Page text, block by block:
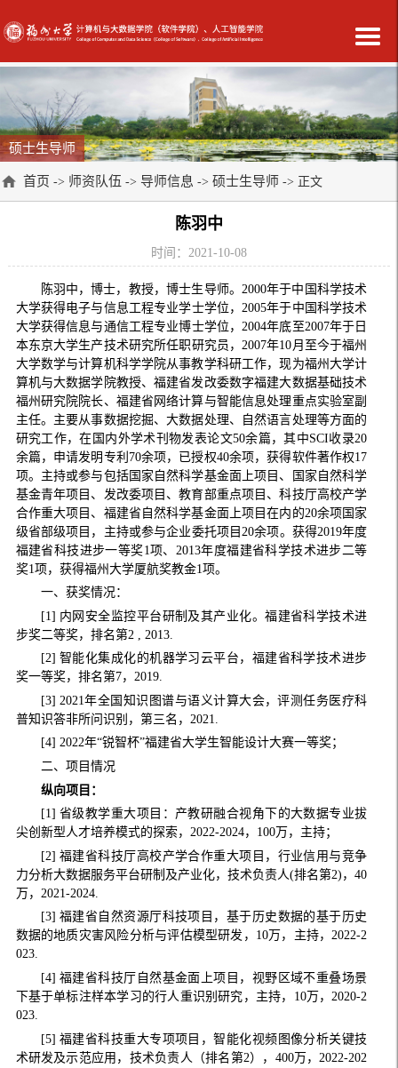
硕士生导师
首页 -> 师资队伍 -> 导师信息 -> 硕士生导师 -> 正文
陈羽中
时间：2021-10-08
陈羽中，博士，教授，博士生导师。2000年于中国科学技术
大学获得电子与信息工程专业学士学位，2005年于中国科学技术
大学获得信息与通信工程专业博士学位，2004年底至2007年于日
本东京大学生产技术研究所任职研究员，2007年10月至今于福州
大学数学与计算机科学学院从事教学科研工作，现为福州大学计
算机与大数据学院教授、福建省发改委数字福建大数据基础技术
福州研究院院长、福建省网络计算与智能信息处理重点实验室副
主任。主要从事数据挖掘、大数据处理、自然语言处理等方面的
研究工作，在国内外学术刊物发表论文50余篇，其中SCI收录20
余篇，申请发明专利70余项，已授权40余项，获得软件著作权17
项。主持或参与包括国家自然科学基金面上项目、国家自然科学
基金青年项目、发改委项目、教育部重点项目、科技厅高校产学
合作重大项目、福建省自然科学基金面上项目在内的20余项国家
级省部级项目，主持或参与企业委托项目20余项。获得2019年度
福建省科技进步一等奖1项、2013年度福建省科学技术进步二等
奖1项，获得福州大学厦航奖教金1项。
一、获奖情况：
[1] 内网安全监控平台研制及其产业化。福建省科学技术进
步奖二等奖，排名第2 , 2013.
[2] 智能化集成化的机器学习云平台，福建省科学技术进步
奖一等奖，排名第7，2019.
[3] 2021年全国知识图谱与语义计算大会，评测任务医疗科
普知识答非所问识别，第三名，2021.
[4] 2022年“锐智杯”福建省大学生智能设计大赛一等奖；
二、项目情况
纵向项目：
[1] 省级教学重大项目：产教研融合视角下的大数据专业拔
尖创新型人才培养模式的探索，2022-2024，100万，主持；
[2] 福建省科技厅高校产学合作重大项目，行业信用与竞争
力分析大数据服务平台研制及产业化，技术负责人(排名第2)，40
万，2021-2024.
[3] 福建省自然资源厅科技项目，基于历史数据的基于历史
数据的地质灾害风险分析与评估模型研发，10万，主持，2022-2
023.
[4] 福建省科技厅自然基金面上项目，视野区域不重叠场景
下基于单标注样本学习的行人重识别研究，主持，10万，2020-2
023.
[5] 福建省科技重大专项项目，智能化视频图像分析关键技
术研发及示范应用，技术负责人（排名第2），400万，2022-202